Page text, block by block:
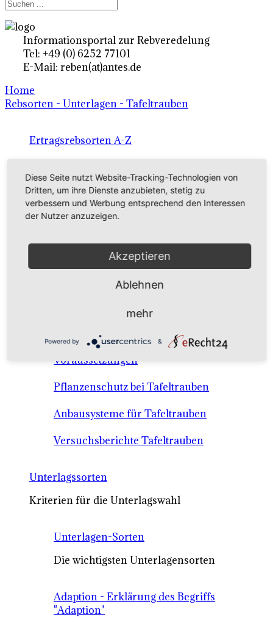
Informationsportal zur Rebveredelung
Tel: +49 (0) 6252 77101
E-Mail: reben(at)antes.de
Home
Rebsorten - Unterlagen - Tafeltrauben
Ertragsrebsorten A-Z
Rebsorten international
externe Links
Tafeltraubensorten
Anbausysteme & Recht
Tafeltrauben A-Z Sortenbeschreibungen
Tafeltraubenanbau - rechtliche
Voraussetzungen
Pflanzenschutz bei Tafeltrauben
Anbausysteme für Tafeltrauben
Versuchsberichte Tafeltrauben
Unterlagssorten
Kriterien für die Unterlagswahl
Unterlagen-Sorten
Die wichtigsten Unterlagensorten
Adaption - Erklärung des Begriffs
"Adaption"
Diese Seite nutzt Website-Tracking-Technologien von
Dritten, um ihre Dienste anzubieten, stetig zu
verbessern und Werbung entsprechend den Interessen
der Nutzer anzuzeigen.
Akzeptieren
Ablehnen
mehr
Powered by &